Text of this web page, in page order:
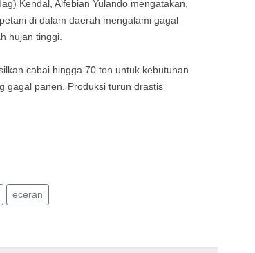
Kendal, Alfebian Yulando mengatakan,
di dalam daerah mengalami gagal
hujan tinggi.
cabai hingga 70 ton untuk kebutuhan
gagal panen. Produksi turun drastis
eceran